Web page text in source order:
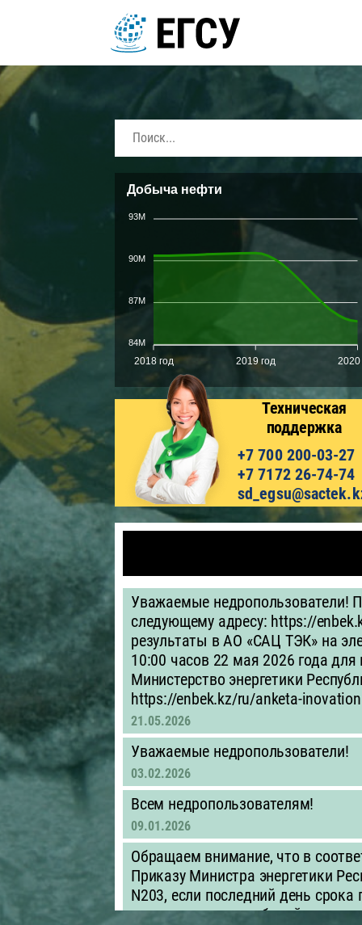
2018 год 2019 год 2020
Добыча нефти
93M
90M
87M
84M
Техническая
поддержка
+7 700 200-03-27
+7 7172 26-74-74
Уважаемые недропользователи!
следующему адресу: https://
результаты в АО «САЦ ТЭК» на
10:00 часов 22 мая 2026 года
Министерство энергетики
https://enbek.kz/ru/anketa-
21.05.2026
Уважаемые недропользователи!
03.02.2026
Всем недропользователям!
09.01.2026
Обращаем внимание, что в
Приказу Министра энергетики
N203, если последний день
приходится на нерабочий день,